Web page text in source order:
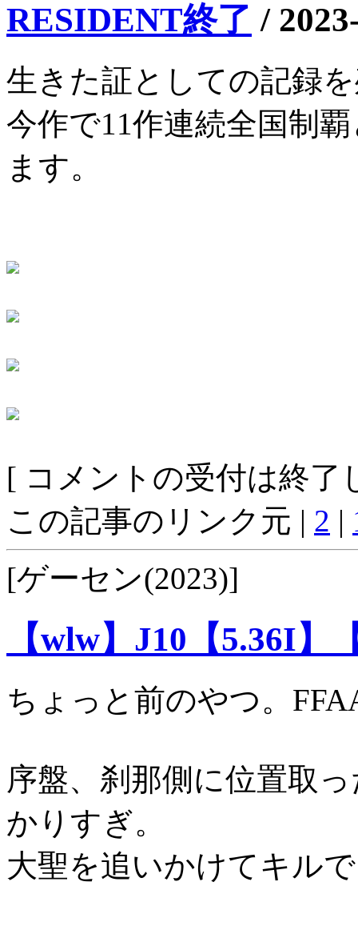
RESIDENT終了 /
生きた証としての記録
今作で11作連続全国制
ます。
[ コメントの受付は終了
この記事のリンク元 | 2 |
[ゲーセン(2023)]
【wlw】J10【5.36I】
ちょっと前のやつ。
序盤、刹那側に位置取
かりすぎ。
大聖を追いかけてキル